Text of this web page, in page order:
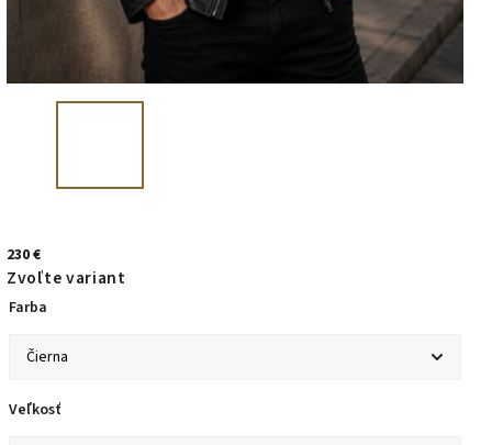
230 €
Zvoľte variant
Farba
Veľkosť